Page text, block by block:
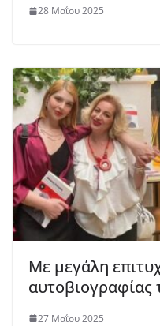
28 Μαΐου 2025
Με μεγάλη
27 Μαΐου 2025